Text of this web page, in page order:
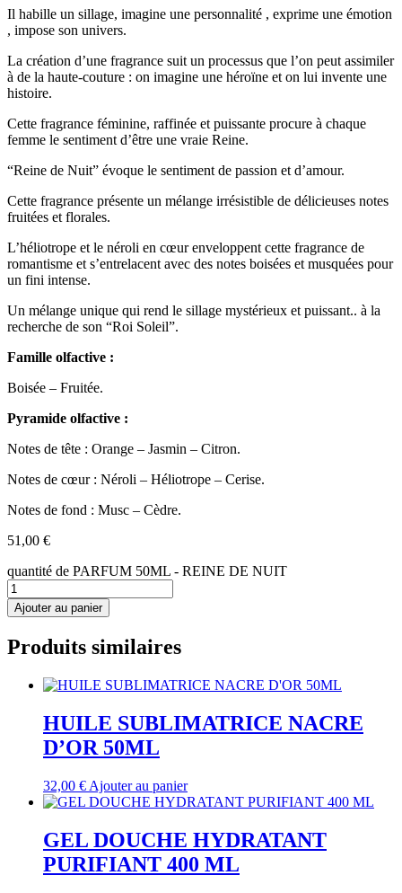
Il habille un sillage, imagine une personnalité , exprime une émotion
, impose son univers.
La création d’une fragrance suit un processus que l’on peut assimiler
à de la haute-couture : on imagine une héroïne et on lui invente une
histoire.
Cette fragrance féminine, raffinée et puissante procure à chaque
femme le sentiment d’être une vraie Reine.
“Reine de Nuit” évoque le sentiment de passion et d’amour.
Cette fragrance présente un mélange irrésistible de délicieuses notes
fruitées et florales.
L’héliotrope et le néroli en cœur enveloppent cette fragrance de
romantisme et s’entrelacent avec des notes boisées et musquées pour
un fini intense.
Un mélange unique qui rend le sillage mystérieux et puissant.. à la
recherche de son “Roi Soleil”.
Famille olfactive :
Boisée – Fruitée.
Pyramide olfactive :
Notes de tête : Orange – Jasmin – Citron.
Notes de cœur : Néroli – Héliotrope – Cerise.
Notes de fond : Musc – Cèdre.
51,00 €
quantité de PARFUM 50ML - REINE DE NUIT
Ajouter au panier
Produits similaires
HUILE SUBLIMATRICE NACRE
D’OR 50ML
32,00 € Ajouter au panier
GEL DOUCHE HYDRATANT
PURIFIANT 400 ML